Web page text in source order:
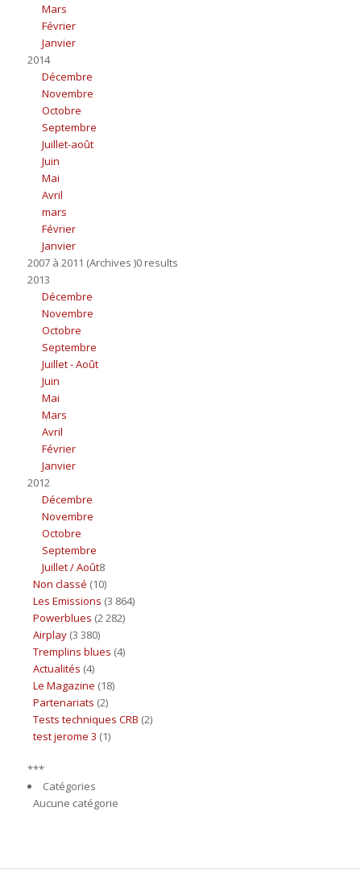
Mars
Février
Janvier
2014
Décembre
Novembre
Octobre
Septembre
Juillet-août
Juin
Mai
Avril
mars
Février
Janvier
2007 à 2011 (Archives )0 results
2013
Décembre
Novembre
Octobre
Septembre
Juillet - Août
Juin
Mai
Mars
Avril
Février
Janvier
2012
Décembre
Novembre
Octobre
Septembre
Juillet / Août8
Non classé (10)
Les Emissions (3 864)
Powerblues (2 282)
Airplay(3 380)
Tremplins blues (4)
Actualités (4)
Le Magazine (18)
Partenariats (2)
Tests techniques CRB (2)
test jerome 3 (1)
***
Catégories
Aucune catégorie